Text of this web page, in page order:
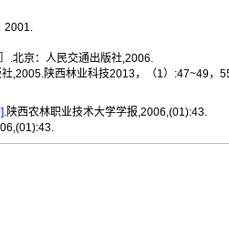
2001.
.北京：人民交通出版社,2006.
,2005.陕西林业科技2013，（1）:47~49，
陕西农林职业技术大学学报,2006,(01):43.